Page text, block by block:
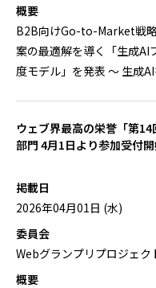
概要
B2B向けGo-to-Market戦
案の最適解を導く「生成AI
度モデル」を発表 ～ 生成
ウェブ界最高の栄誉「第
部門 4月1日より参加受付開
掲載日
2026年04月01日 (水)
委員会
Webグランプリプロジェク
概要